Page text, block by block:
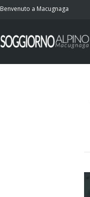
Benvenuto a Macugnaga